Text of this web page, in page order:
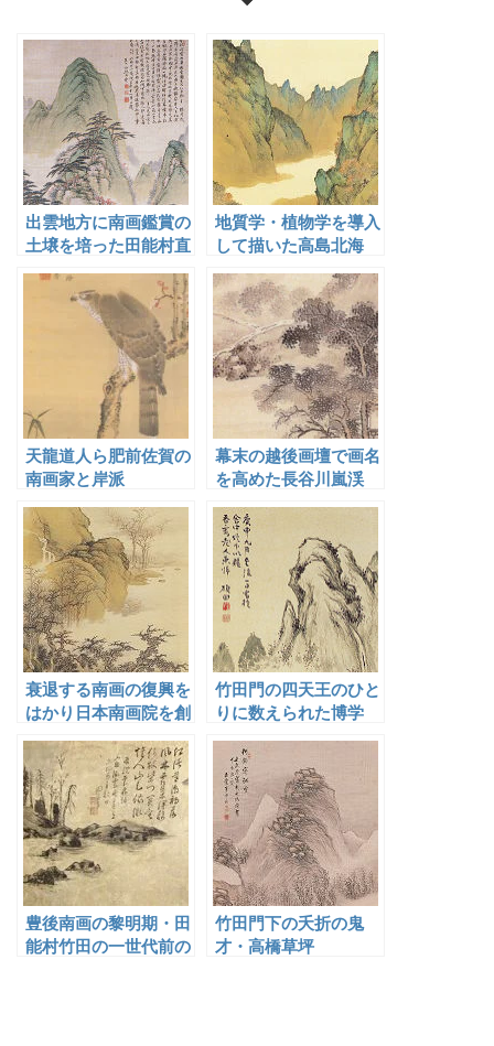
出雲地方に南画鑑賞の
土壌を培った田能村直
入と出雲の門人
地質学・植物学を導入
して描いた高島北海
天龍道人ら肥前佐賀の
南画家と岸派
幕末の越後画壇で画名
を高めた長谷川嵐渓
衰退する南画の復興を
はかり日本南画院を創
設した田近竹邨
竹田門の四天王のひと
りに数えられた博学
者・後藤碩田
豊後南画の黎明期・田
能村竹田の一世代前の
竹田門下の夭折の鬼
才・高橋草坪